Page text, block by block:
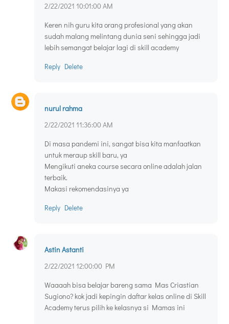
2/22/2021 10:01:00 AM
Keren nih guru kita orang profesional yang akan
sudah malang melintang dunia seni sehingga jadi
lebih semangat belajar lagi di skill academy
Reply Delete
nurul rahma
2/22/2021 11:36:00 AM
Di masa pandemi ini, sangat bisa kita manfaatkan
untuk meraup skill baru, ya
Mengikuti aneka course secara online adalah jalan
terbaik.
Makasi rekomendasinya ya
Reply Delete
Astin Astanti
2/22/2021 12:00:00 PM
Waaaah bisa belajar bareng sama Mas Criastian
Sugiono? kok jadi kepingin daftar kelas online di Skill
Academy terus pilih ke kelasnya si Mamas ini